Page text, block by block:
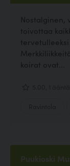
Nostalginen,
toivottaa
koirat ovat...
Puukioski